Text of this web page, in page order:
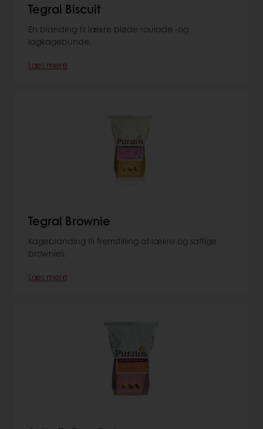
Tegral Biscuit
En blanding til lækre bløde roulade -og
lagkagebunde.
Læs mere
Tegral Brownie
Kageblanding til fremstilling af lækre og saftige
brownies.
Læs mere